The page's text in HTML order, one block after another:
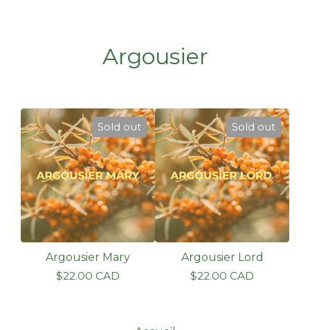
Argousier
Sold out
Argousier Mary
$22.00 CAD
Sold out
Argousier Lord
$22.00 CAD